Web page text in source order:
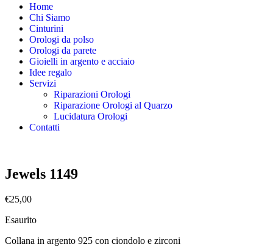
Home
Chi Siamo
Cinturini
Orologi da polso
Orologi da parete
Gioielli in argento e acciaio
Idee regalo
Servizi
Riparazioni Orologi
Riparazione Orologi al Quarzo
Lucidatura Orologi
Contatti
Jewels 1149
€25,00
Esaurito
Collana in argento 925 con ciondolo e zirconi